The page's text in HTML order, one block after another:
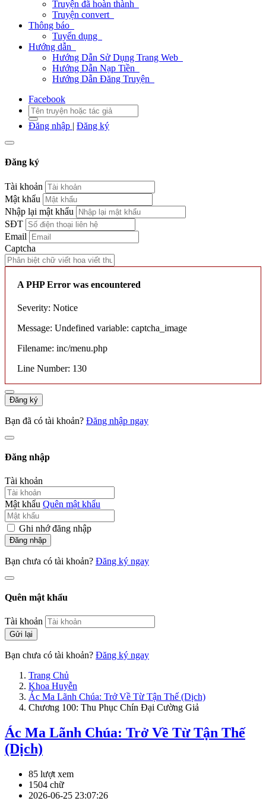
Truyện đã hoàn thành
Truyện convert
Thông báo
Tuyển dụng
Hướng dẫn
Hướng Dẫn Sử Dụng Trang Web
Hướng Dẫn Nạp Tiền
Hướng Dẫn Đăng Truyện
Facebook
Đăng nhập | Đăng ký
Đăng ký
Tài khoản
Mật khẩu
Nhập lại mật khẩu
SĐT
Email
Captcha
A PHP Error was encountered
Severity: Notice
Message: Undefined variable: captcha_image
Filename: inc/menu.php
Line Number: 130
Đăng ký
Bạn đã có tài khoản? Đăng nhập ngay
Đăng nhập
Tài khoản
Mật khẩu Quên mật khẩu
Ghi nhớ đăng nhập
Đăng nhập
Bạn chưa có tài khoản? Đăng ký ngay
Quên mật khẩu
Tài khoản
Gửi lại
Bạn chưa có tài khoản? Đăng ký ngay
Trang Chủ
Khoa Huyễn
Ác Ma Lãnh Chúa: Trở Về Từ Tận Thế (Dịch)
Chương 100: Thu Phục Chín Đại Cường Giả
Ác Ma Lãnh Chúa: Trở Về Từ Tận Thế
(Dịch)
85 lượt xem
1504 chữ
2026-06-25 23:07:26